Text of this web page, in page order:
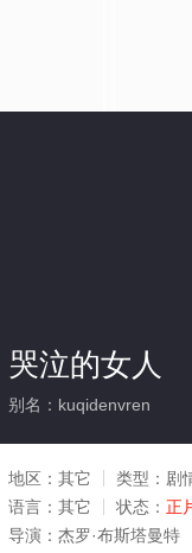
哭泣的女人
别名：kuqidenvren
地区： 其它 类型： 剧
语言： 其它 状态： 正
导演： 杰罗·布斯塔曼特